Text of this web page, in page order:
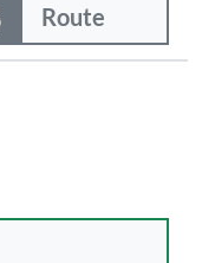
Route